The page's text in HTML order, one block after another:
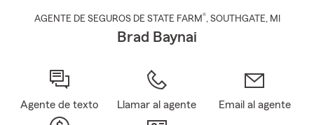
AGENTE DE SEGUROS DE STATE FARM®, SOUTHGATE, MI
Brad Baynai
Agente de texto Llamar al agente Email al agente